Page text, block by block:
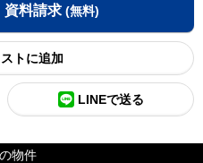
資料請求 (無料)
ト
LINEで送る
物件